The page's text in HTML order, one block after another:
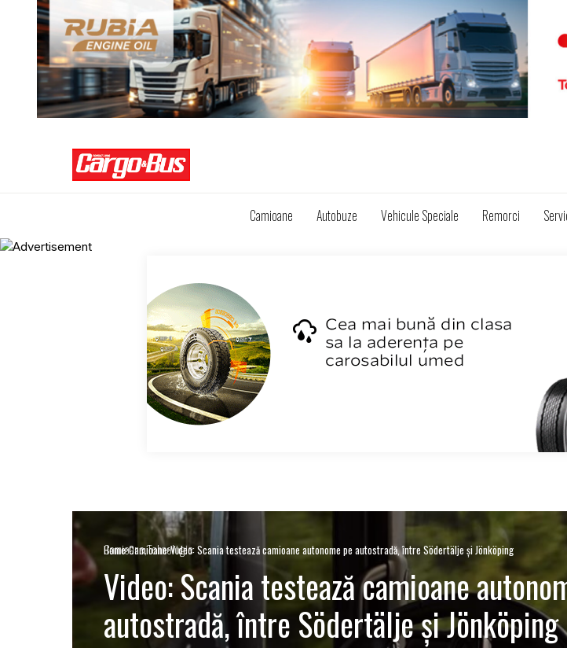
Camioane Autobuze Vehicule Speciale Remorci
Home Camioane Video: Scania testează camioane autonome pe autostradă, între Södertälje și Jönköping
CamioaneTehnologie
Video: Scania testează camioane
autostradă, între Södertälje și Jönköping